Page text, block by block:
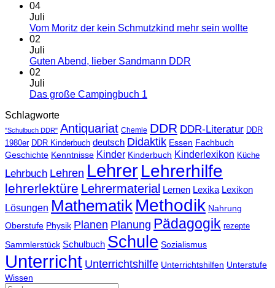
04
Juli
Vom Moritz der kein Schmutzkind mehr sein wollte
02
Juli
Guten Abend, lieber Sandmann DDR
02
Juli
Das große Campingbuch 1
Schlagworte
"Schulbuch DDR" Antiquariat Chemie DDR DDR-Literatur DDR
1980er DDR Kinderbuch deutsch Didaktik Essen Fachbuch
Geschichte Kenntnisse Kinder Kinderbuch Kinderlexikon Küche
Lehrbuch Lehren LehrerLehrerhilfe
lehrerlektüre Lehrermaterial Lernen Lexika Lexikon
Lösungen Mathematik Methodik Nahrung
Oberstufe Physik Planen Planung Pädagogik rezepte
Sammlerstück Schulbuch Schule Sozialismus
Unterricht Unterrichtshilfe Unterrichtshilfen Unterstufe
Wissen